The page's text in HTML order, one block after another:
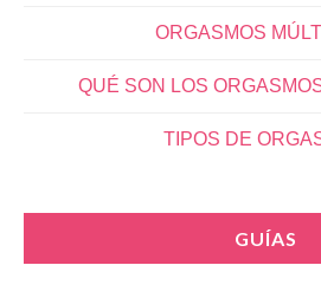
ORGASMOS
QUÉ SON LOS
TIPOS DE
GUÍAS